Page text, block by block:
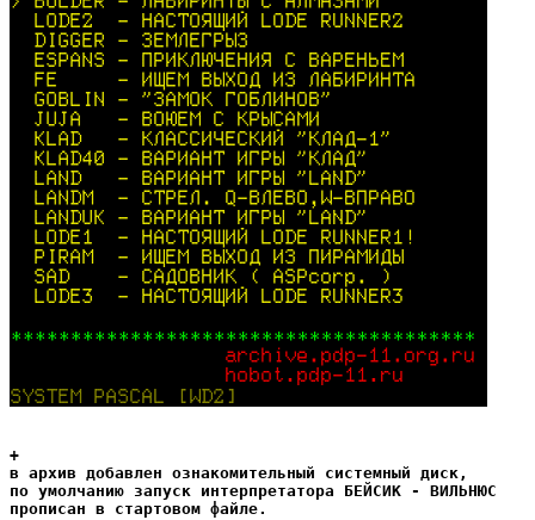
+
в архив добавлен ознакомительный системный диск,
по умолчанию запуск интерпретатора БЕЙСИК - ВИЛЬНЮС
прописан в стартовом файле.